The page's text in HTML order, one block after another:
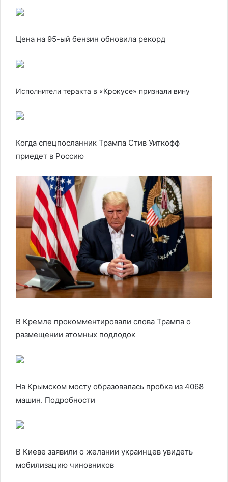
Цена на 95-ый бензин обновила рекорд
Исполнители теракта в «Крокусе» признали вину
Когда спецпосланник Трампа Стив Уиткофф
приедет в Россию
В Кремле прокомментировали слова Трампа о
размещении атомных подлодок
На Крымском мосту образовалась пробка из 4068
машин. Подробности
В Киеве заявили о желании украинцев увидеть
мобилизацию чиновников